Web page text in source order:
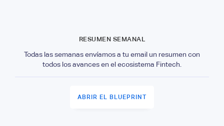
RESUMEN SEMANAL
Todas las semanas envíamos a tu email un resumen con
todos los avances en el ecosistema Fintech.
ABRIR EL BLUEPRINT